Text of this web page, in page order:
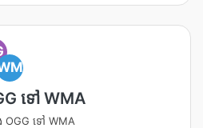
ទៅ WMA
OGG ទៅ WMA